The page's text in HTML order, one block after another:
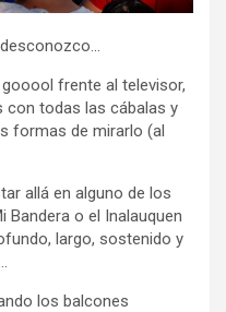
frente al televisor,
con todas las cábalas y
formas de mirarlo (al
allá en alguno de los
Bandera o el Inalauquen
largo, sostenido y
los balcones